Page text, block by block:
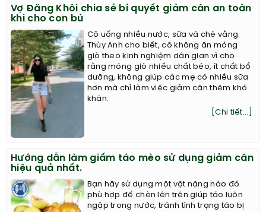
Vợ Đăng Khôi chia sẻ bí quyết giảm cân an toàn
khi cho con bú
Cô uống nhiều nước, sữa và chè vằng.
Thủy Anh cho biết, cô không ăn móng
giò theo kinh nghiệm dân gian vì cho
rằng móng giò nhiều chất béo, ít chất bổ
dưỡng, không giúp các mẹ có nhiều sữa
hơn mà chỉ làm việc giảm cân thêm khó
khăn.
[Chi tiết...]
Hướng dẫn làm giấm táo mèo sử dụng giảm cân
hiệu quả nhất.
Bạn hãy sử dụng một vật nặng nào đó
phù hợp để chèn lên trên giúp táo luôn
ngập trong nước, tránh tình trạng táo bị